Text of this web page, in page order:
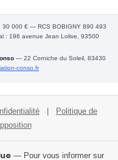
000 € — RCS BOBIGNY 890 493
: 196 avenue Jean Lolive, 93500
— 22 Corniche du Soleil, 83430
conso.fr
Politique de
— Pour vous informer sur